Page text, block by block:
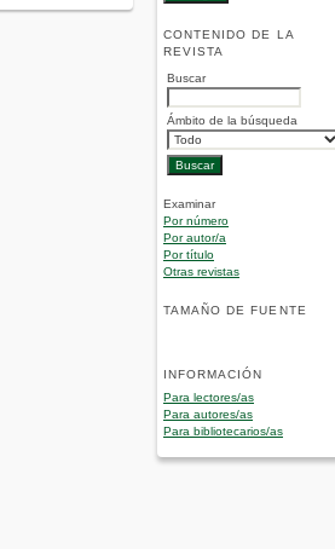
CONTENIDO DE LA
REVISTA
Buscar
Ámbito de la búsqueda
Examinar
Por número
Por autor/a
Por título
Otras revistas
TAMAÑO DE FUENTE
INFORMACIÓN
Para lectores/as
Para autores/as
Para bibliotecarios/as